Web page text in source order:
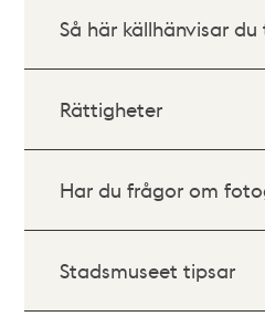
Så här källhänvisar
Rättigheter
Har du frågor om
Stadsmuseet tipsar